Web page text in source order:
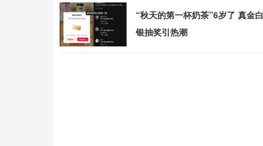
“秋天的第一杯奶茶”6岁了 真金白
银抽奖引热潮